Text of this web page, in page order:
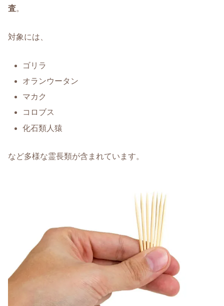
査。
対象には、
ゴリラ
オランウータン
マカク
コロブス
化石類人猿
など多様な霊長類が含まれています。